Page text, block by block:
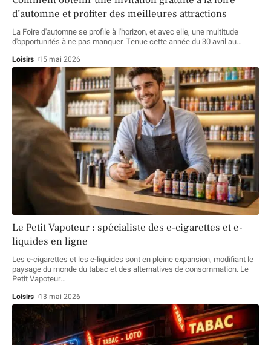
d’automne et profiter des meilleures attractions
La Foire d'automne se profile à l'horizon, et avec elle, une multitude
d'opportunités à ne pas manquer. Tenue cette année du 30 avril au…
Loisirs 15 mai 2026
Le Petit Vapoteur : spécialiste des e-cigarettes et e-
liquides en ligne
Les e-cigarettes et les e-liquides sont en pleine expansion, modifiant le
paysage du monde du tabac et des alternatives de consommation. Le
Petit Vapoteur…
Loisirs 13 mai 2026